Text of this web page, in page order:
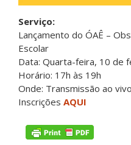
Serviço:
Lançamento do ÓAÊ –
Escolar
Data: Quarta-feira, 10 de
Horário: 17h às 19h
Onde: Transmissão ao
Inscrições AQUI